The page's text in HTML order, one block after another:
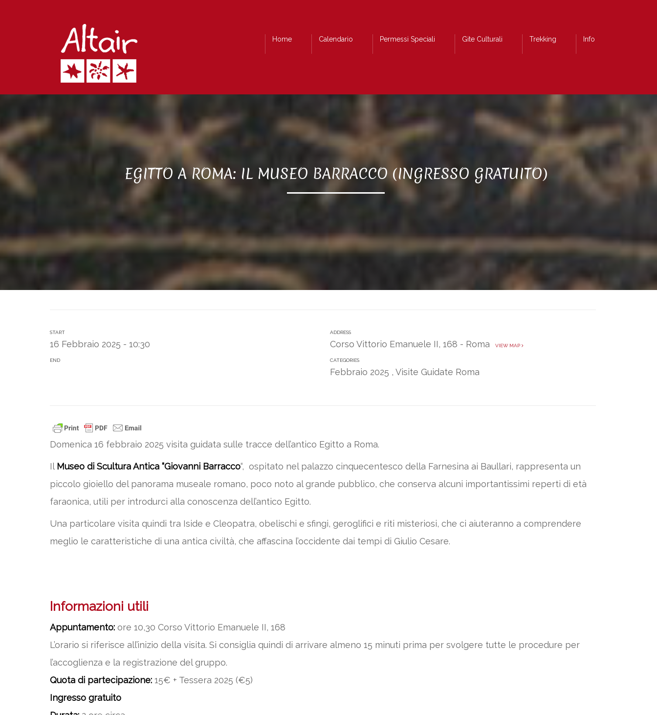
Home Calendario Permessi Speciali Gite Culturali Trekking Info
EGITTO A ROMA: IL MUSEO BARRACCO (INGRESSO GRATUITO)
START
16 Febbraio 2025 - 10:30
END
ADDRESS
Corso Vittorio Emanuele II, 168 - Roma VIEW MAP
CATEGORIES
Febbraio 2025 ,Visite Guidate Roma
Domenica 16 febbraio 2025 visita guidata sulle tracce dell’antico Egitto a Roma.
Il Museo di Scultura Antica “Giovanni Barracco“, ospitato nel palazzo cinquecentesco della Farnesina ai Baullari, rappresenta un
piccolo gioiello del panorama museale romano, poco noto al grande pubblico, che conserva alcuni importantissimi reperti di età
faraonica, utili per introdurci alla conoscenza dell’antico Egitto.
Una particolare visita quindi tra Iside e Cleopatra, obelischi e sfingi, geroglifici e riti misteriosi, che ci aiuteranno a comprendere
meglio le caratteristiche di una antica civiltà, che affascina l’occidente dai tempi di Giulio Cesare.
Informazioni utili
Appuntamento: ore 10,30 Corso Vittorio Emanuele II, 168
L’orario si riferisce all’inizio della visita. Si consiglia quindi di arrivare almeno 15 minuti prima per svolgere tutte le procedure per
l’accoglienza e la registrazione del gruppo.
Quota di partecipazione: 15€ + Tessera 2025 (€5)
Ingresso gratuito